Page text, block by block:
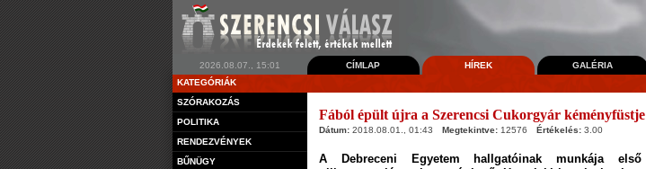
2026.08.07., 15:01 CÍMLAP HÍREK GALÉRIA
KATEGÓRIÁK
SZÓRAKOZÁS
POLITIKA
RENDEZVÉNYEK
BŰNÜGY
Fából épült újra a Szerencsi Cukorgyár kéményfüstje
Dátum: 2018.08.01., 01:43 Megtekintve: 12576 Értékelés: 3.00
A Debreceni Egyetem hallgatóinak munkája első